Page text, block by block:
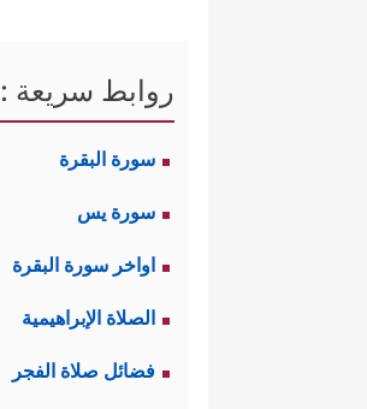
روابط سريعة :
سورة البقرة
سورة يس
اواخر سورة البقرة
الصلاة الإبراهيمية
فضائل صلاة الفجر